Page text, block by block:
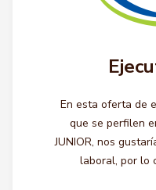
En esta oferta de
que se perfilen
JUNIOR, nos
laboral, por lo